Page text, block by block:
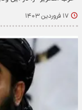
۱۷ فروردین ۱۴۰۳